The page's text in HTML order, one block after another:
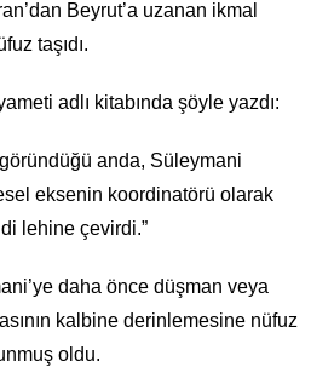
Beyrut’a uzanan ikmal
taşıdı.
adlı kitabında şöyle yazdı:
göründüğü anda, Süleymani
eksenin koordinatörü olarak
lehine çevirdi.”
daha önce düşman veya
kalbine derinlemesine nüfuz
oldu.